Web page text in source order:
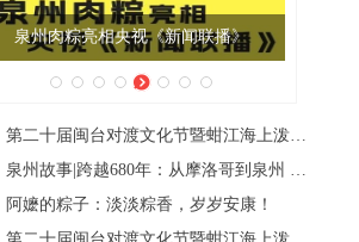
泉州肉粽亮相央视《新闻联播》
阿嬷的粽子：淡淡粽香，岁岁安康！